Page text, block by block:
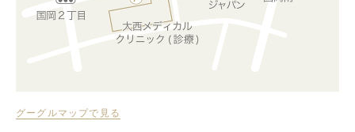
グーグルマップで見る